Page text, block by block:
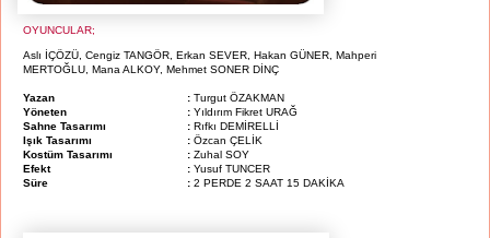
OYUNCULAR;
Aslı İÇÖZÜ, Cengiz TANGÖR, Erkan SEVER, Hakan GÜNER, Mahperi
MERTOĞLU, Mana ALKOY, Mehmet SONER DİNÇ
Yazan : Turgut ÖZAKMAN
Yöneten
: Yıldırım Fikret URAĞ
Sahne Tasarımı
: Rıfkı DEMİRELLİ
Işık Tasarımı
: Özcan ÇELİK
Kostüm Tasarımı
: Zuhal SOY
Efekt
: Yusuf TUNCER
Süre
: 2 PERDE 2 SAAT 15 DAKİKA